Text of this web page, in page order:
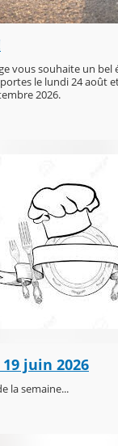
vous souhaite un bel
le lundi 24 août
2026.
juin 2026
la semaine...